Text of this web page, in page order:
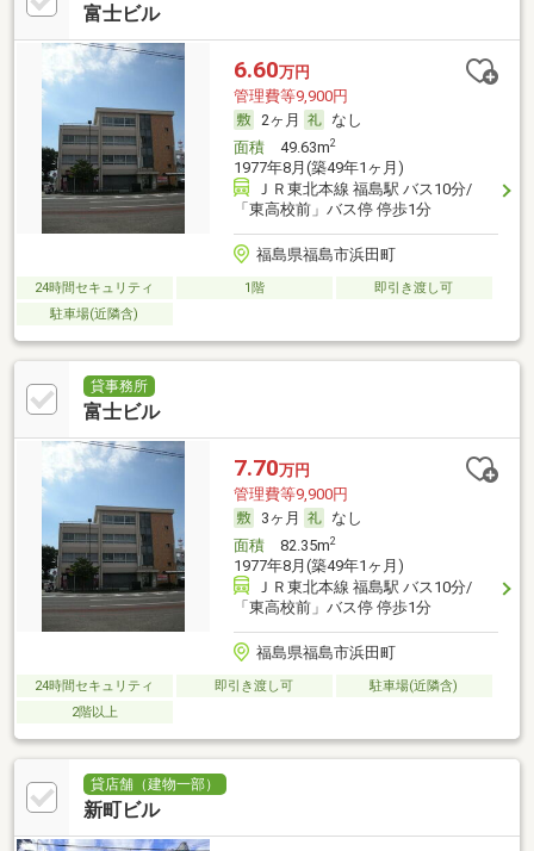
富士ビル
6.60万円
管理費等9,900円
2ヶ月
なし
面積49.63m2
1977年8月(築49年1ヶ月)
ＪＲ東北本線 福島駅 バス10分/
「東高校前」バス停 停歩1分
福島県福島市浜田町
24時間セキュリティ 1階
即引き渡し可
駐車場(近隣含)
貸事務所
富士ビル
7.70万円
管理費等9,900円
3ヶ月
なし
面積82.35m2
1977年8月(築49年1ヶ月)
ＪＲ東北本線 福島駅 バス10分/
「東高校前」バス停 停歩1分
福島県福島市浜田町
24時間セキュリティ 即引き渡し可
駐車場(近隣含)
2階以上
貸店舗（建物一部）
新町ビル